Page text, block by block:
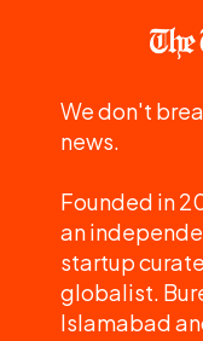
We don't
news.
Founded in
an
startup
globalist.
Islamabad